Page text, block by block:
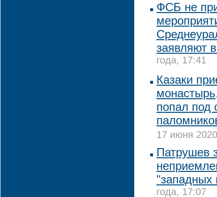
ФСБ не
заявляют
года, 17:41
Казаки
попал под
17 июня
Патрушев
"западных
года, 17:07